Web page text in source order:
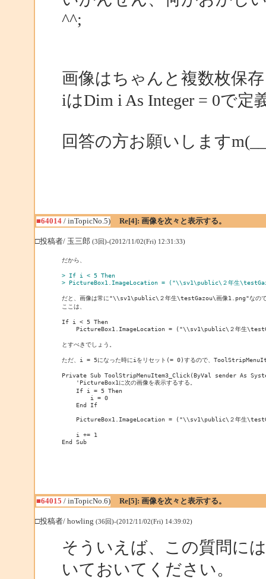
^^;
画像はちゃんと複数枚保
iはDim i As Integer = 0で定
回答の方お願いします
■64014/ inTopicNo.5) Re[4]: 画像を次々と表示する。
□投稿者/ 玉三郎 (3回)-(2012/11/02(Fri) 12:31:33)
だから、
> If i < 5 Then
> PictureBox1.ImageLocation = ("\\sv1\public\２年生
だと、画像は常に"\\sv1\public\２年生\testGazou\画像1.png"なので
ここは、
If i < 5 Then
PictureBox1.ImageLocation = ("\\sv1\public\２年生
とすべきでしょう。
ただ、i = 5になった時にiをリセット(= 0)するので、
Private Sub ToolStripMenuItem3_Click(ByVal sender As
    'PictureBox1に次の画像を表示するする。
    If i = 5 Then
        i = 0
    End If
PictureBox1.ImageLocation = ("\\sv1\public\２年生
    i += 1
End Sub
■64015 / inTopicNo.6) Re[5]: 画像を次々と表示する。
□投稿者/ howling (36回)-(2012/11/02(Fri) 14:39:02)
そういえば、この質問に
いておいてください。